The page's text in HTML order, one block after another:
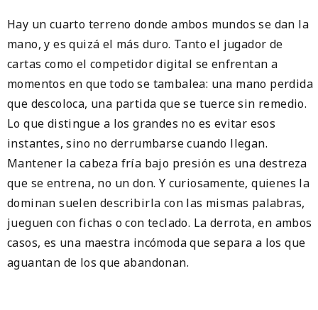
Hay un cuarto terreno donde ambos mundos se dan la
mano, y es quizá el más duro. Tanto el jugador de
cartas como el competidor digital se enfrentan a
momentos en que todo se tambalea: una mano perdida
que descoloca, una partida que se tuerce sin remedio.
Lo que distingue a los grandes no es evitar esos
instantes, sino no derrumbarse cuando llegan.
Mantener la cabeza fría bajo presión es una destreza
que se entrena, no un don. Y curiosamente, quienes la
dominan suelen describirla con las mismas palabras,
jueguen con fichas o con teclado. La derrota, en ambos
casos, es una maestra incómoda que separa a los que
aguantan de los que abandonan.